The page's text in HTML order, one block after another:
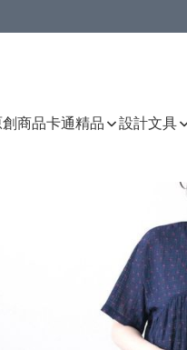
商品卡通精品 設計文具